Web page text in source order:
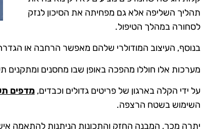
תהליך השליפה אלא גם מפחיתה את הסיכון לנזק
לסחורה במהלך הטיפול.
בנוסף, העיצוב המודולרי שלהם מאפשר הרחבה או
מערכות אלו חוללו מהפכה באופן שבו מחסנים ומתקנים
על ידי הקלה בארגון של פריטים גדולים וכבדים,מדפים
השימוש בשטח הרצפה.
יתרה מכך, המבנה החזק והתכונות הניתנות להתאמה